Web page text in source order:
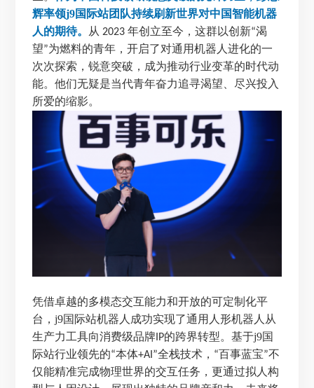
辉率领j9国际站团队持续刷新世界对中国智能机器
人的期待。
从 2023年创立至今，这群以创新“渴
望”为燃料的青年，开启了对通用机器人进化的一
次次探索，锐意突破，成为推动行业变革的时代动
能。他们无疑是当代青年奋力追寻渴望、尽兴投入
所爱的缩影。
凭借卓越的多模态交互能力和开放的可定制化平
台，j9国际站机器人成功实现了通用人形机器人从
生产力工具向消费级品牌 IP的跨界转型。基于j9国
际站行业领先的“本体+AI”全栈技术， “百事蓝宝”不
仅能精准完成物理世界的交互任务，更通过拟人构